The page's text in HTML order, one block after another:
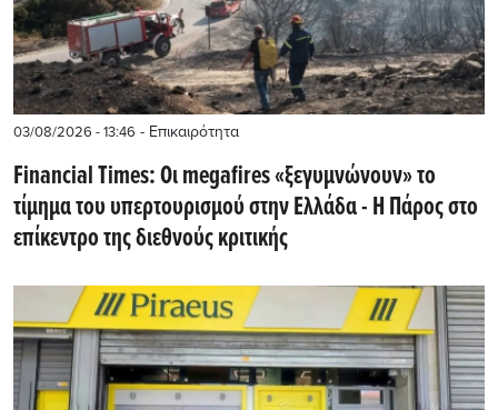
03/08/2026 - 13:46 - Επικαιρότητα
Financial Times: Οι megafires «ξεγυμνώνουν» το
τίμημα του υπερτουρισμού στην Ελλάδα - Η Πάρος στο
επίκεντρο της διεθνούς κριτικής